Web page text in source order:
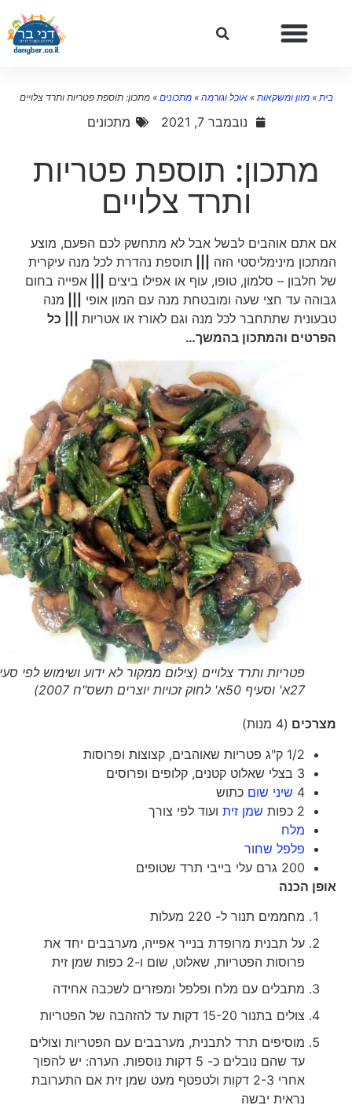
»מזון ומשקאות»אוכל וגורמה»מתכונים»מתכון: תוספת פטריות ותרד צלויים
נובמבר 7, 2021 מתכונים
מתכון: תוספת פטריות
ותרד צלויים
אם אתם אוהבים לבשל אבל לא מתחשק לכם הפעם, מוצע ​
המתכון מינימליסטי הזה|||
תוספת נהדרת לכל מנה עיקרית
של חלבון – סלמון, טופו, עוף או אפילו ביצים|||
אפייה בחום
גבוהה עד חצי שעה ומובטחת מנה עם המון אופי|||
מנה
טבעונית שתתחבר לכל מנה וגם לאורז או אטריות||| כל
הפרטים והמתכון בהמשך…
פטריות ותרד צלויים (צילום ממקור לא ידוע ושימוש לפי סעיף
מצרכים(4 מנות)
1/2 ק"ג פטריות שאוהבים, קצוצות ופרוסות
3 בצלי שאלוט קטנים, קלופים ופרוסים
4 שיני שוםכתוש
2 כפות
שמן זית ועוד לפי צורך
מלח
פלפל שחור
200 גרם עלי בייבי תרד שטופים
אופן הכנה
מחממים תנור ל- 220 מעלות
על תבנית מרופדת בנייר אפייה, מערבבים יחד את
פרוסות הפטריות, שאלוט, שום ו-2 כפות שמן זית
מתבלים עם מלח ופלפל ומפזרים לשכבה אחידה
צולים בתנור 15-20 דקות עד להזהבה של הפטריות
מוסיפים תרד לתבנית, מערבבים עם הפטריות וצולים
עד שהם נובלים כ- 5 דקות נוספות. הערה: יש להפוך
אחרי 2-3 דקות ולטפטף מעט שמן זית אם התערובת
נראית יבשה